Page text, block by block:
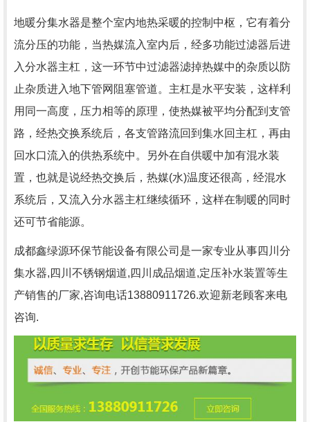
地暖分集水器是整个室内地热采暖的控制中枢，它有着分
流分压的功能，当热媒流入室内后，经多功能过滤器后进
入分水器主杠，这一环节中过滤器滤掉热媒中的杂质以防
止杂质进入地下管网阻塞管道。主杠是水平安装，这样利
用同一高度，压力相等的原理，使热媒被平均分配到支管
路，经热交换系统后，各支管路流回到集水回主杠，再由
回水口流入的供热系统中。另外在自供暖中加有混水装
置，也就是说经热交换后，热媒(水)温度还很高，经混水
系统后，又流入分水器主杠继续循环，这样在制暖的同时
还可节省能源。
成都鑫绿源环保节能设备有限公司是一家专业从事四川分
集水器,四川不锈钢烟道,四川成品烟道,定压补水装置等生
产销售的厂家,咨询电话13880911726.欢迎新老顾客来电
咨询.